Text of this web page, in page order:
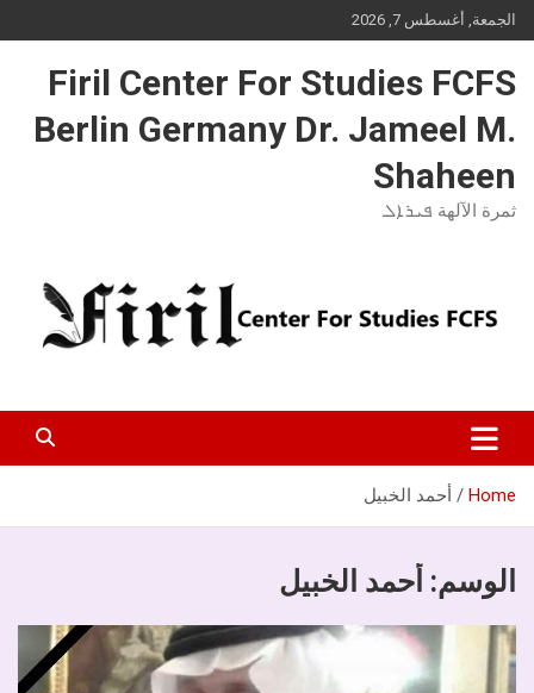
Skip
to
الجمعة, أغسطس 7, 2026
Firil Center For Studies FCFS
Berlin Germany Dr. Jameel M.
Shaheen
ثمرة الآلهة ܦܝܪܐܠ
Home أحمد الخبيل
الوسم: أحمد الخبيل